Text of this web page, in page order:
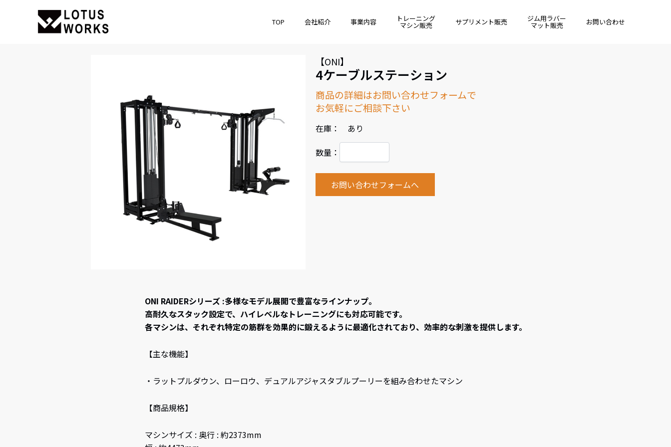
TOP 会社紹介 事業内容 トレーニング
マシン販売 サプリメント販売 ジム用ラバー
マット販売 お問い合わせ
【ONI】
4ケーブルステーション
商品の詳細はお問い合わせフォームで
お気軽にご相談下さい
在庫： あり
数量：
お問い合わせフォームへ
ONI RAIDERシリーズ :多様なモデル展開で豊富なラインナップ。
高耐久なスタック設定で、ハイレベルなトレーニングにも対応可能です。
各マシンは、それぞれ特定の筋群を効果的に鍛えるように最適化されており、効率的な刺激を提供します。
【主な機能】
・ラットプルダウン、ローロウ、デュアルアジャスタブルプーリーを組み合わせたマシン
【商品規格】
マシンサイズ : 奥行 : 約2373mm